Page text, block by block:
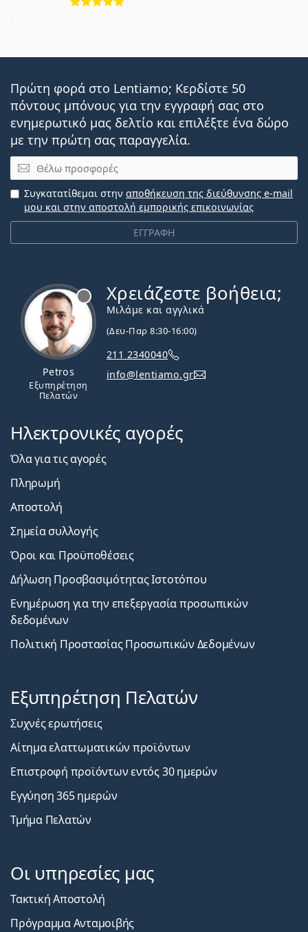
Πρώτη φορά στο Lentiamo; Κερδίστε 50
πόντους μπόνους για την εγγραφή σας στο
ενημερωτικό μας δελτίο και επιλέξτε ένα δώρο
με την πρώτη σας παραγγελία.
Email
ΕΓΓΡΑΦΗ
Συγκατατίθεμαι στην αποθήκευση της διεύθυνσης e-mail
μου και στην αποστολή εμπορικής επικοινωνίας
Petros
Εξυπηρέτηση
Πελατών
Χρειάζεστε βοήθεια;
Μιλάμε και αγγλικά
(Δευ-Παρ 8:30-16:00)
211 2340040
info@lentiamo.gr
Ηλεκτρονικές αγορές
Όλα για τις αγορές
Πληρωμή
Αποστολή
Σημεία συλλογής
Όροι και Προϋποθέσεις
Δήλωση Προσβασιμότητας Ιστοτόπου
Ενημέρωση για την επεξεργασία προσωπικών
δεδομένων
Πολιτική Προστασίας Προσωπικών Δεδομένων
Εξυπηρέτηση Πελατών
Συχνές ερωτήσεις
Αίτημα ελαττωματικών προϊόντων
Επιστροφή προϊόντων εντός 30 ημερών
Εγγύηση 365 ημερών
Τμήμα Πελατών
Οι υπηρεσίες μας
Τακτική Αποστολή
Πρόγραμμα Ανταμοιβής